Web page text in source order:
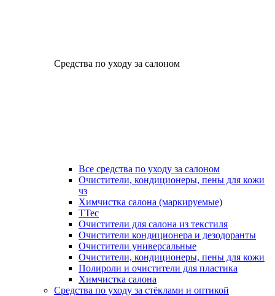
Средства по уходу за салоном
Все средства по уходу за салоном
Очистители, кондиционеры, пены для кожи
чз
Химчистка салона (маркируемые)
TTec
Очистители для салона из текстиля
Очистители кондиционера и дезодоранты
Очистители универсальные
Очистители, кондиционеры, пены для кожи
Полироли и очистители для пластика
Химчистка салона
Средства по уходу за стёклами и оптикой